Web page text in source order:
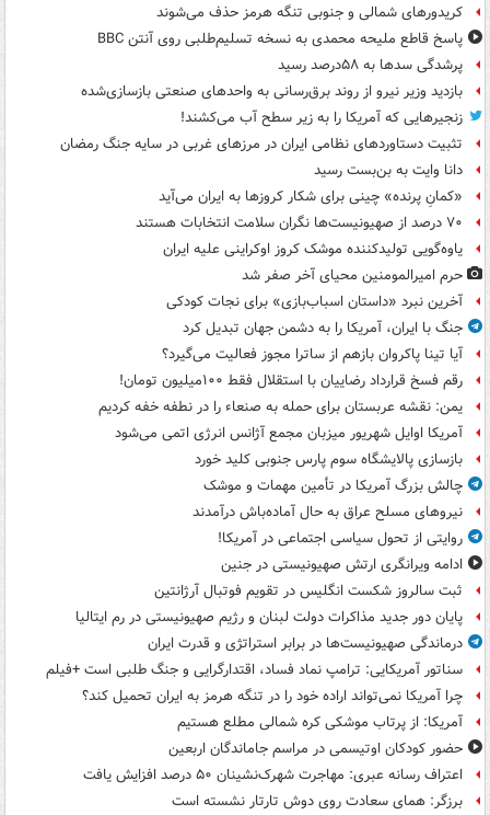
کریدورهای شمالی و جنوبی تنگه هرمز حذف می‌شوند
پاسخ قاطع ملیحه محمدی به نسخه تسلیم‌طلبی روی آنتن BBC
پرشدگی سدها به ۵۸درصد رسید
بازدید وزیر نیرو از روند برق‌رسانی به واحدهای صنعتی بازسازی‌شده
زنجیرهایی که آمریکا را به زیر سطح آب می‌کشند!
تثبیت دستاوردهای نظامی ایران در مرزهای غربی در سایه جنگ رمضان
دانا وایت به بن‌بست رسید
«کمانِ پرنده» چینی برای شکار کروزها به ایران می‌آید
۷۰ درصد از صهیونیست‌ها نگران سلامت انتخابات هستند
یاوه‌گویی تولیدکننده موشک کروز اوکراینی علیه ایران
حرم امیرالمومنین محیای آخر صفر شد
آخرین نبرد «داستان اسباب‌بازی» برای نجات کودکی
جنگ با ایران، آمریکا را به دشمن جهان تبدیل کرد
آیا تینا پاکروان بازهم از ساترا مجوز فعالیت می‌گیرد؟
رقم فسخ قرارداد رضاییان با استقلال فقط ۱۰۰میلیون تومان!
یمن: نقشه عربستان برای حمله به صنعاء را در نطفه خفه کردیم
آمریکا اوایل شهریور میزبان مجمع آژانس انرژی اتمی می‌شود
بازسازی پالایشگاه سوم پارس جنوبی کلید خورد
چالش بزرگ آمریکا در تأمین مهمات و موشک
نیروهای مسلح عراق به حال آماده‌باش درآمدند
روایتی از تحول سیاسی اجتماعی در آمریکا!
ادامه ویرانگری ارتش صهیونیستی در جنین
ثبت سالروز شکست انگلیس در تقویم فوتبال آرژانتین
پایان دور جدید مذاکرات دولت لبنان و رژیم صهیونیستی در رم ایتالیا
درماندگی صهیونیست‌ها در برابر استراتژی و قدرت ایران
سناتور آمریکایی: ترامپ نماد فساد، اقتدارگرایی و جنگ طلبی است +فیلم
چرا آمریکا نمی‌تواند اراده خود را در تنگه هرمز به ایران تحمیل کند؟
آمریکا: از پرتاب موشکی کره شمالی مطلع هستیم
حضور کودکان اوتیسمی در مراسم جاماندگان اربعین
اعتراف رسانه عبری: مهاجرت شهرک‌نشینان ۵۰ درصد افزایش یافت
برزگر: همای سعادت روی دوش تارتار نشسته است